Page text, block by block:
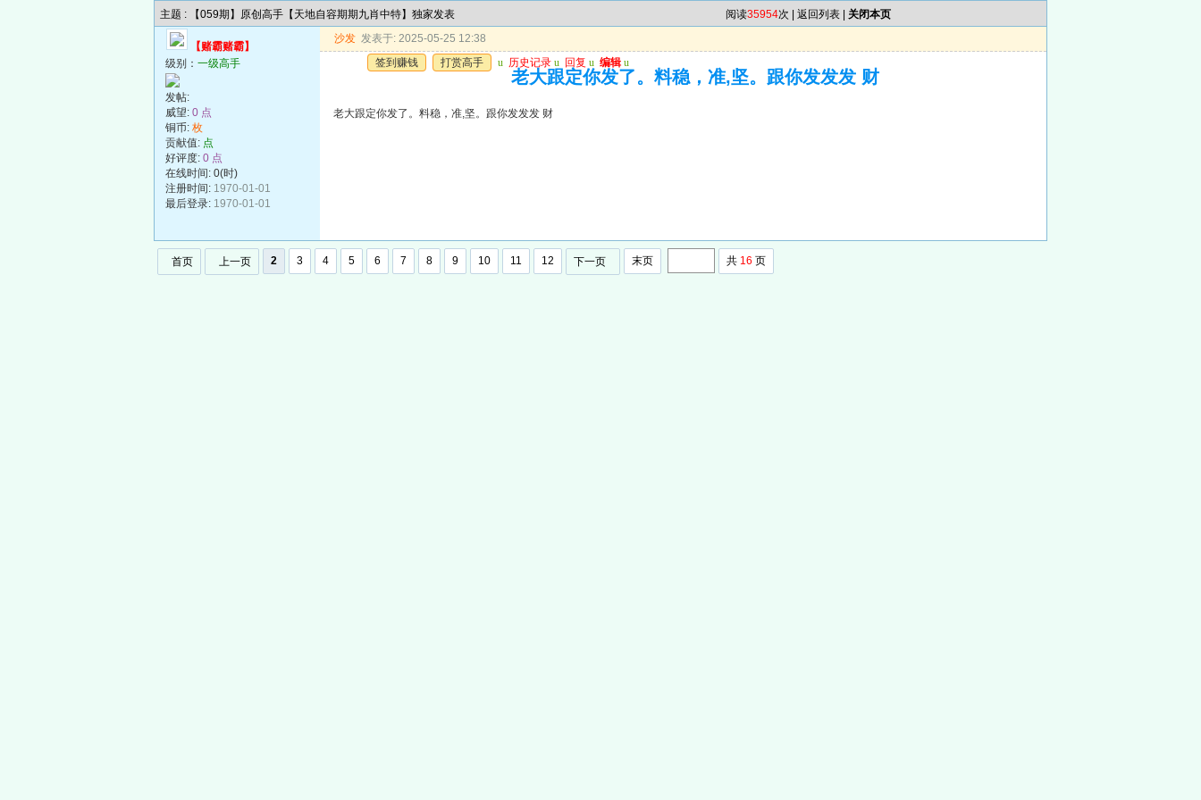
主题 : 【059期】原创高手【天地自容期期九肖中特】独家发表 阅读35954次 | 返回列表 关闭本页
【赌霸赌霸】
级别： 一级高手
发帖:
威望: 0 点
铜币: 枚
贡献值: 点
好评度: 0 点
在线时间: 0(时)
注册时间: 1970-01-01
最后登录: 1970-01-01
沙发 发表于: 2025-05-25 12:38
签到赚钱
打赏高手 u 历史记录 u 回复 u 编辑 u
老大跟定你发了。料稳，准,坚。跟你发发发 财
老大跟定你发了。料稳，准,坚。跟你发发发 财
首页 上一页 2 3 4 5 6 7 8 9 10 11 12 下一页 末页 共 16 页